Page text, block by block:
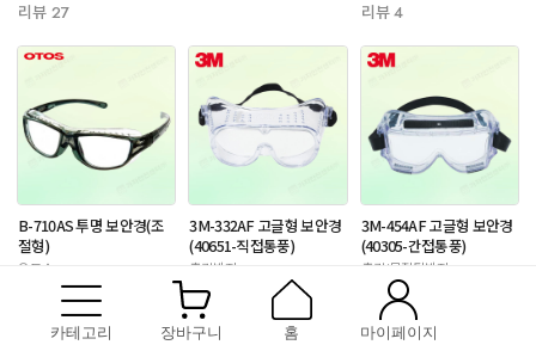
카테고리 장바구니 홈 마이페이지
리뷰 27 리뷰 4
B-710AS 투명 보안경(조
절형)
오토스
리뷰 175
3M-332AF 고글형 보안경
(40651-직접통풍)
충격방지
3,630
리뷰 9
3M-454AF 고글형 보안경
(40305-간접통풍)
충격/물질튐방지
14,300
리뷰 12